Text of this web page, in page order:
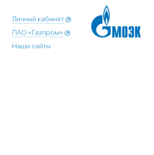
Личный кабинет
ПАО «Газпром»
Наши сайты